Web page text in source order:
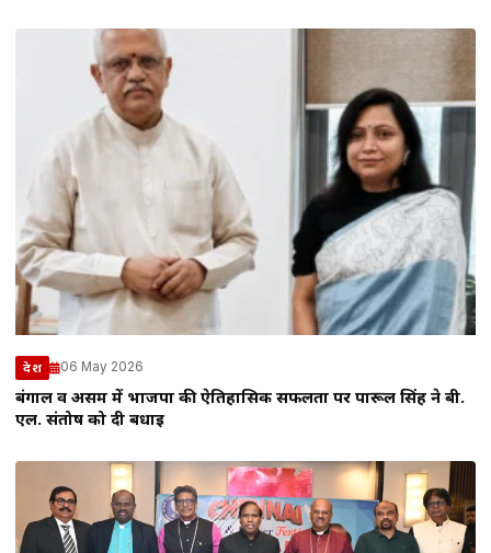
देश 06 May 2026
बंगाल व असम में भाजपा की ऐतिहासिक सफलता पर पारूल सिंह ने बी.
एल. संतोष को दी बधाई